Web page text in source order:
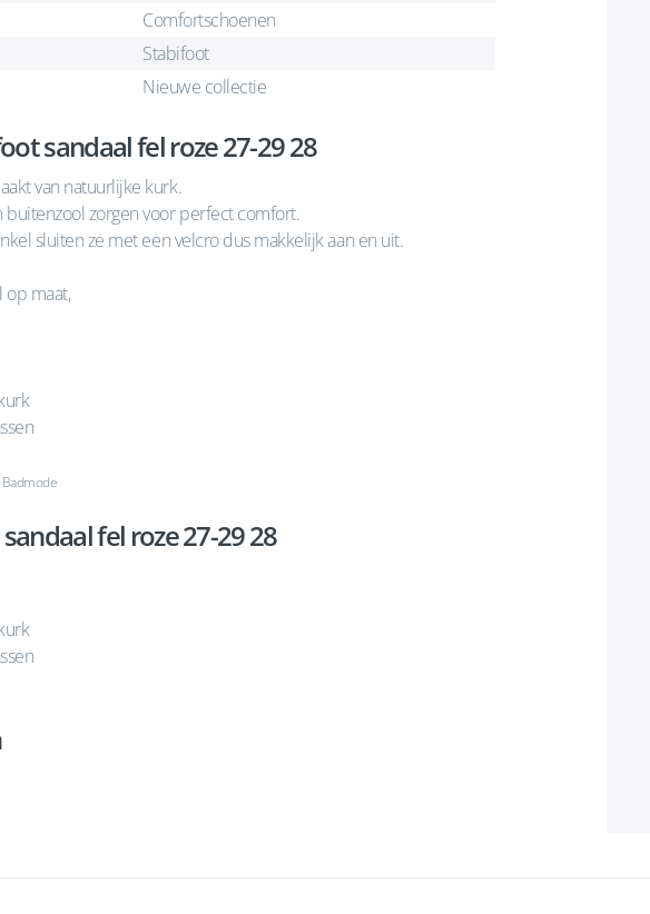
Comfortschoenen
Stabifoot
Nieuwe collectie
sandaal fel roze 27-29 28
van natuurlijke kurk.
zorgen voor perfect comfort.
sluiten ze met een velcro dus makkelijk aan en uit.
op maat,
Badmode
fel roze 27-29 28